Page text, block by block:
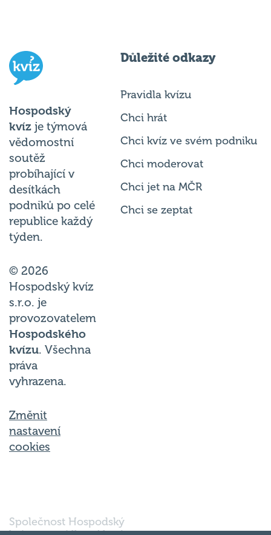
Hospodský
kvíz je týmová
vědomostní
soutěž
probíhající v
desítkách
podniků po celé
republice každý
týden.
© 2026
Hospodský kvíz
s.r.o. je
provozovatelem
Hospodského
kvízu. Všechna
práva
vyhrazena.
Změnit
nastavení
cookies
Důležité odkazy
Pravidla kvízu
Chci hrát
Chci kvíz ve svém podniku
Chci moderovat
Chci jet na MČR
Chci se zeptat
Společnost Hospodský